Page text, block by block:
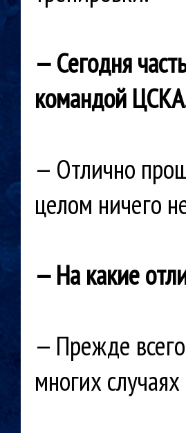
— Сегодня
командой
— Отлично
целом ничего
— На какие
— Прежде
многих